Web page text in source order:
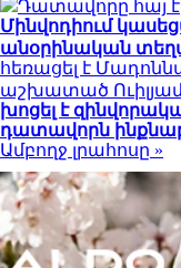
Դատավորը հայ
Մինվոդիում
անօրինական
հեռացել է
աշխատած
խոցել է
դատավորն
Ամբողջ լրահոսը »